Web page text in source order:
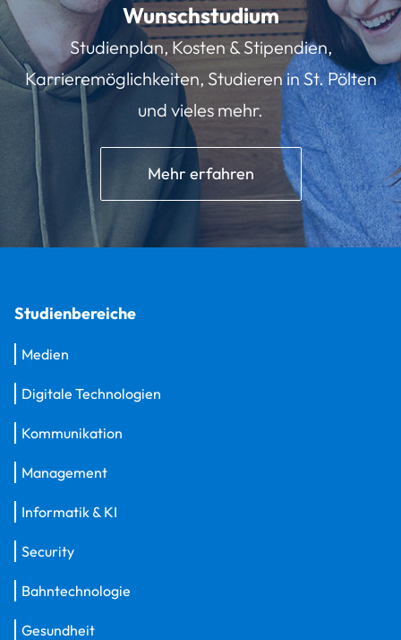
Wunschstudium
Studienplan, Kosten & Stipendien,
Karrieremöglichkeiten, Studieren in St. Pölten
und vieles mehr.
Mehr erfahren
Studienbereiche
Medien
Digitale Technologien
Kommunikation
Management
Informatik & KI
Security
Bahntechnologie
Gesundheit